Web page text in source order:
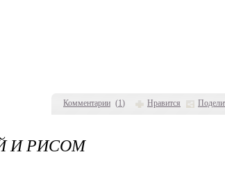
Комментарии (1) Нравится
И РИСОМ